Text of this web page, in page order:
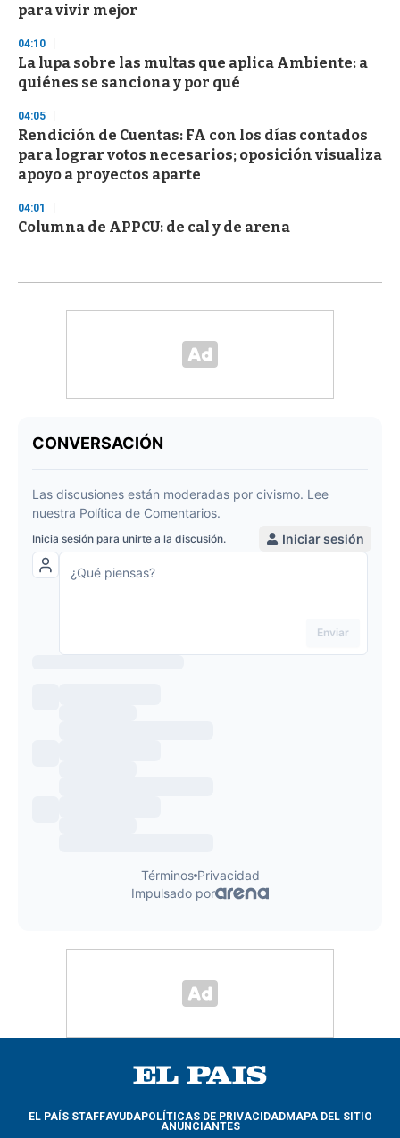
para vivir mejor
04:10
La lupa sobre las multas que aplica Ambiente: a
quiénes se sanciona y por qué
04:05
Rendición de Cuentas: FA con los días contados
para lograr votos necesarios; oposición visualiza
apoyo a proyectos aparte
04:01
Columna de APPCU: de cal y de arena
EL PAÍS STAFFAYUDAPOLÍTICAS DE PRIVACIDADMAPA DEL SITIO
ANUNCIANTES